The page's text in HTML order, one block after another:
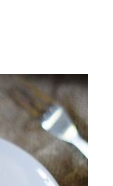
a cambiar
Olvídate de
pero
tan
snack ligero,
Es el